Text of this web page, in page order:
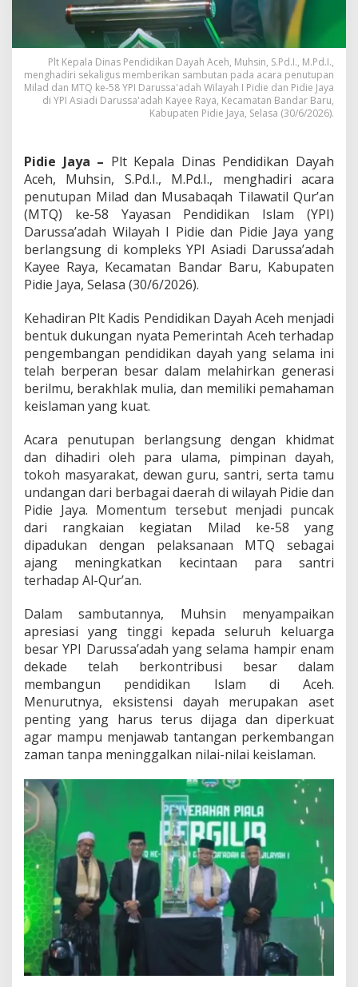
y
a
h
A
c
e
h
d
i
r
P
e
n
u
a
n
M
i
l
a
a
n
M
T
Q
k
e
D
a
r
s
s
a
d
h
i
a
y
a
Plt Kepala Dinas Pendidikan Dayah Aceh, Muhsin, S.Pd.I., M.Pd.I.,
menghadiri sekaligus memberikan sambutan pada acara penutupan
Milad dan MTQ ke-58 YPI Darussa'adah Wilayah I Pidie dan Pidie Jaya
di YPI Asiadi Darussa'adah Kayee Raya, Kecamatan Bandar Baru,
Kabupaten Pidie Jaya, Selasa (30/6/2026).
Pidie Jaya – Plt Kepala Dinas Pendidikan Dayah
Aceh, Muhsin, S.Pd.I., M.Pd.I., menghadiri acara
penutupan Milad dan Musabaqah Tilawatil Qur’an
(MTQ) ke-58 Yayasan Pendidikan Islam (YPI)
Darussa’adah Wilayah I Pidie dan Pidie Jaya yang
berlangsung di kompleks YPI Asiadi Darussa’adah
Kayee Raya, Kecamatan Bandar Baru, Kabupaten
Pidie Jaya, Selasa (30/6/2026).
Kehadiran Plt Kadis Pendidikan Dayah Aceh menjadi
bentuk dukungan nyata Pemerintah Aceh terhadap
pengembangan pendidikan dayah yang selama ini
telah berperan besar dalam melahirkan generasi
berilmu, berakhlak mulia, dan memiliki pemahaman
keislaman yang kuat.
Acara penutupan berlangsung dengan khidmat
dan dihadiri oleh para ulama, pimpinan dayah,
tokoh masyarakat, dewan guru, santri, serta tamu
undangan dari berbagai daerah di wilayah Pidie dan
Pidie Jaya. Momentum tersebut menjadi puncak
dari rangkaian kegiatan Milad ke-58 yang
dipadukan dengan pelaksanaan MTQ sebagai
ajang meningkatkan kecintaan para santri
terhadap Al-Qur’an.
Dalam sambutannya, Muhsin menyampaikan
apresiasi yang tinggi kepada seluruh keluarga
besar YPI Darussa’adah yang selama hampir enam
dekade telah berkontribusi besar dalam
membangun pendidikan Islam di Aceh.
Menurutnya, eksistensi dayah merupakan aset
penting yang harus terus dijaga dan diperkuat
agar mampu menjawab tantangan perkembangan
zaman tanpa meninggalkan nilai-nilai keislaman.